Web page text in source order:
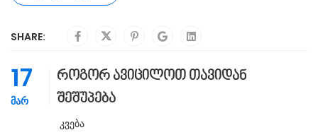
SHARE:
17
ᲛᲐᲠ
როგორ ავიცილოთ თავიდან
შეშუპება
Კვება